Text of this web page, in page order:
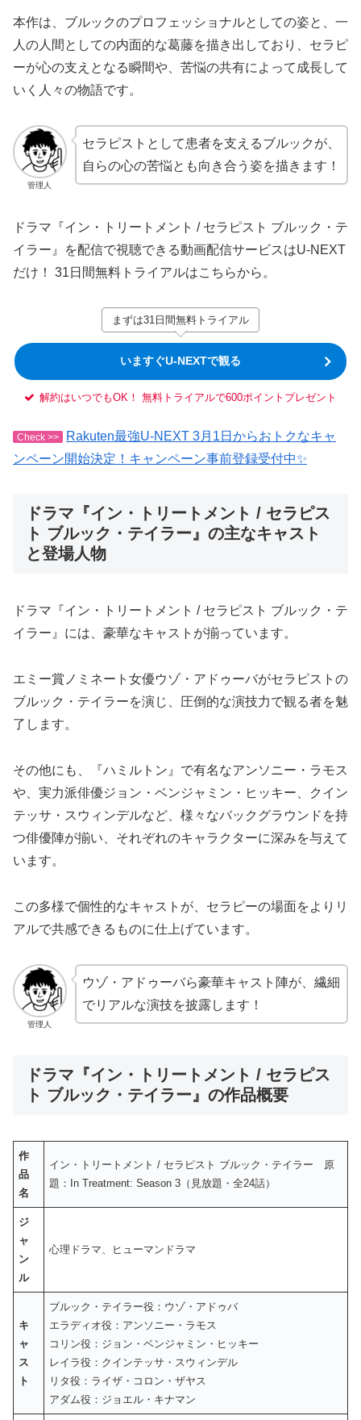
本作は、ブルックのプロフェッショナルとしての姿と、一
人の人間としての内面的な葛藤を描き出しており、セラピ
ーが心の支えとなる瞬間や、苦悩の共有によって成長して
いく人々の物語です。
管理人
セラピストとして患者を支えるブルックが、
自らの心の苦悩とも向き合う姿を描きます！
ドラマ『イン・トリートメント / セラピスト ブルック・テ
イラー』を配信で視聴できる動画配信サービスはU-NEXT
だけ！ 31日間無料トライアルはこちらから。
まずは31日間無料トライアル
いますぐU-NEXTで観る
解約はいつでもOK！ 無料トライアルで600ポイントプレゼント
Check >>
Rakuten最強U-NEXT 3月1日からおトクなキャ
ンペーン開始決定！キャンペーン事前登録受付中✨
ドラマ『イン・トリートメント / セラピス
ト ブルック・テイラー』の主なキャスト
と登場人物
ドラマ『イン・トリートメント / セラピスト ブルック・テ
イラー』には、豪華なキャストが揃っています。
エミー賞ノミネート女優ウゾ・アドゥーバがセラピストの
ブルック・テイラーを演じ、圧倒的な演技力で観る者を魅
了します。
その他にも、『ハミルトン』で有名なアンソニー・ラモス
や、実力派俳優ジョン・ベンジャミン・ヒッキー、クイン
テッサ・スウィンデルなど、様々なバックグラウンドを持
つ俳優陣が揃い、それぞれのキャラクターに深みを与えて
います。
この多様で個性的なキャストが、セラピーの場面をよりリ
アルで共感できるものに仕上げています。
管理人
ウゾ・アドゥーバら豪華キャスト陣が、繊細
でリアルな演技を披露します！
ドラマ『イン・トリートメント / セラピス
ト ブルック・テイラー』の作品概要
作
品
名
イン・トリートメント / セラピスト ブルック・テイラー 原
題：In Treatment: Season 3（見放題・全24話）
ジ
ャ
ン
ル
心理ドラマ、ヒューマンドラマ
キ
ャ
ス
ト
ブルック・テイラー役：ウゾ・アドゥバ
エラディオ役：アンソニー・ラモス
コリン役：ジョン・ベンジャミン・ヒッキー
レイラ役：クインテッサ・スウィンデル
リタ役：ライザ・コロン・ザヤス
アダム役：ジョエル・キナマン